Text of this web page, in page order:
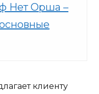
Нет Орша –
клиенту